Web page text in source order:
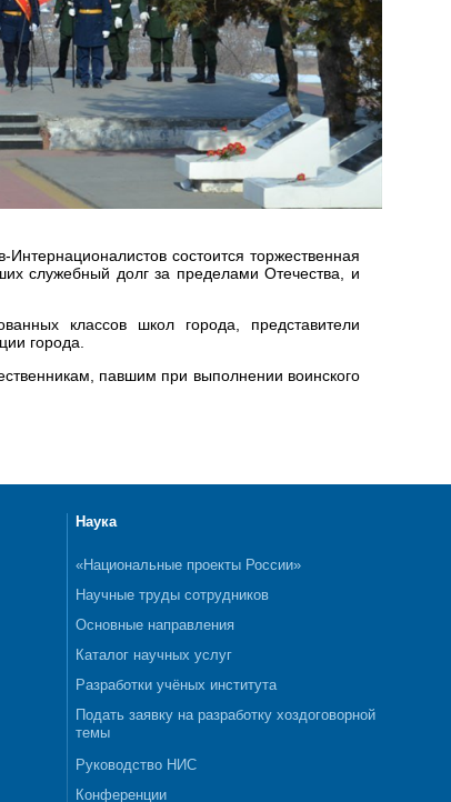
состоится торжественная
служебный долг за пределами Отечества, и
классов школ города, представители
города.
павшим при выполнении воинского
Наука
«Национальные проекты России»
Научные труды сотрудников
Основные направления
Каталог научных услуг
Разработки учёных института
Подать заявку на разработку хоздоговорной
темы
Руководство НИС
Конференции